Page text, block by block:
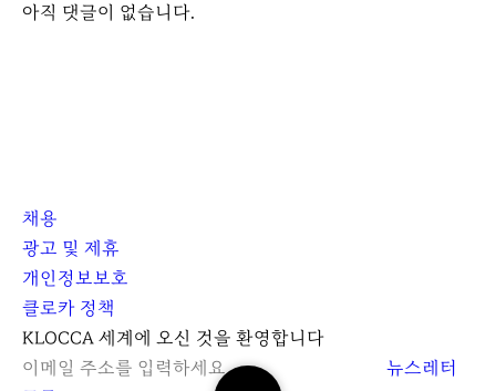
검
아직 댓글이 없습니다.
채용
광고 및 제휴
개인정보보호
클로카 정책
I
n
Y
o
K
L
KLOCCA 세계에 오신 것을 환영합니다
뉴스레터